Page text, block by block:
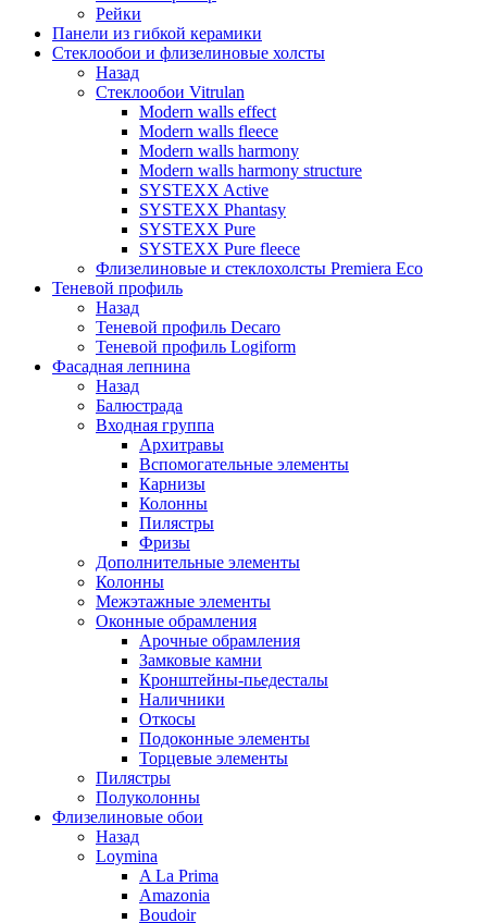
Рейки
Панели из гибкой керамики
Стеклообои и флизелиновые холсты
Назад
Стеклообои Vitrulan
Modern walls effect
Modern walls fleece
Modern walls harmony
Modern walls harmony structure
SYSTEXX Active
SYSTEXX Phantasy
SYSTEXX Pure
SYSTEXX Pure fleece
Флизелиновые и стеклохолсты Premiera Eco
Теневой профиль
Назад
Теневой профиль Decaro
Теневой профиль Logiform
Фасадная лепнина
Назад
Балюстрада
Входная группа
Архитравы
Вспомогательные элементы
Карнизы
Колонны
Пилястры
Фризы
Дополнительные элементы
Колонны
Межэтажные элементы
Оконные обрамления
Арочные обрамления
Замковые камни
Кронштейны-пьедесталы
Наличники
Откосы
Подоконные элементы
Торцевые элементы
Пилястры
Полуколонны
Флизелиновые обои
Назад
Loymina
A La Prima
Amazonia
Boudoir